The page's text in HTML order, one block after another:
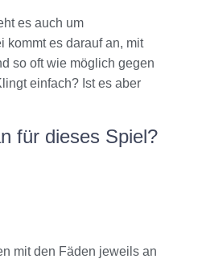
es auch um
kommt es darauf an, mit
so oft wie möglich gegen
einfach? Ist es aber
für dieses Spiel?
mit den Fäden jeweils an